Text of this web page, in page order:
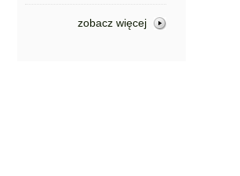
zobacz więcej